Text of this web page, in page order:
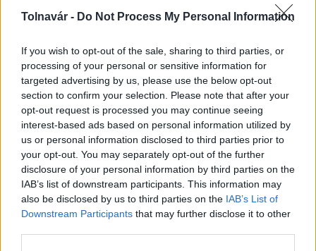
Tolnavár - Do Not Process My Personal Information
If you wish to opt-out of the sale, sharing to third parties, or
processing of your personal or sensitive information for
targeted advertising by us, please use the below opt-out
section to confirm your selection. Please note that after your
opt-out request is processed you may continue seeing
interest-based ads based on personal information utilized by
us or personal information disclosed to third parties prior to
your opt-out. You may separately opt-out of the further
disclosure of your personal information by third parties on the
IAB’s list of downstream participants. This information may
also be disclosed by us to third parties on the IAB’s List of
Downstream Participants that may further disclose it to other
Energiaválság: az éjszakai fordulat bizakodásra ad okot
MAGYAR ÉPÍTŐK